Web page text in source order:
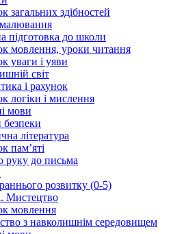
загальних здібностей
підготовка до школи
мовлення, уроки читання
уваги і уяви
світ
і рахунок
логіки і мислення
мови
література
пам’яті
руку до письма
розвитку (0-5)
Мистецтво
мовлення
з навколишнім середовищем